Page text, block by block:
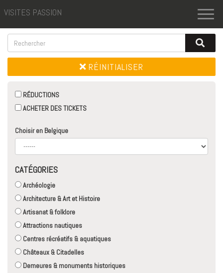
VISITES PASSION
RÉINITIALISER
RÉDUCTIONS
ACHETER DES TICKETS
Choisir en Belgique
CATÉGORIES
Archéologie
Architecture & Art et Histoire
Artisanat & folklore
Attractions nautiques
Centres récréatifs & aquatiques
Châteaux & Citadelles
Demeures & monuments historiques